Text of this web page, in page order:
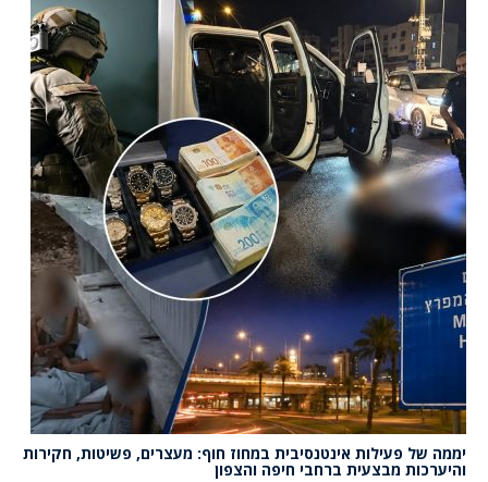
יממה של פעילות אינטנסיבית במחוז חוף: מעצרים, פשיטות, חקירות
והיערכות מבצעית ברחבי חיפה והצפון